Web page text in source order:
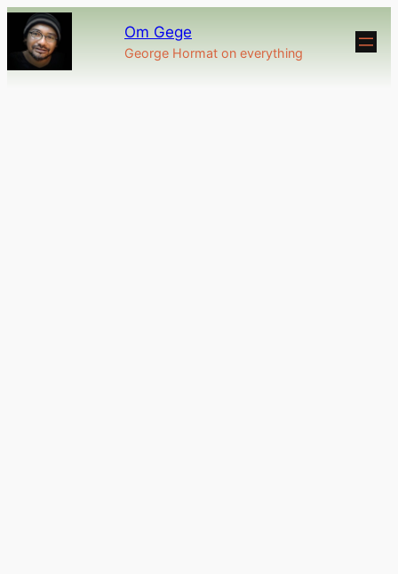
Om Gege
George Hormat on everything